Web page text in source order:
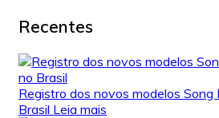
Recentes
Registro dos novos modelos Song
Brasil Leia mais